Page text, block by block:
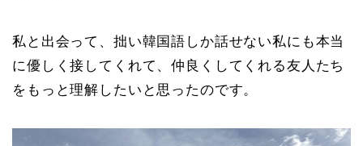
私と出会って、拙い韓国語しか話せない私にも本当
に優しく接してくれて、仲良くしてくれる友人たち
をもっと理解したいと思ったのです。